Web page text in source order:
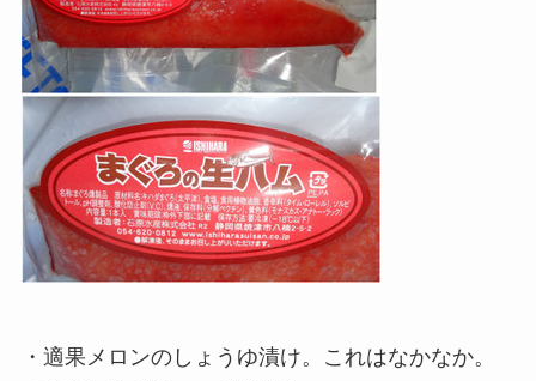
・適果メロンのしょうゆ漬け。これはなかなか。